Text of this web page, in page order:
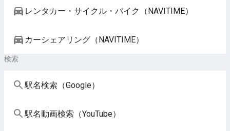
レンタカー・サイクル・バイク（NAVITIME）
カーシェアリング（NAVITIME）
検索
駅名検索（Google）
駅名動画検索（YouTube）